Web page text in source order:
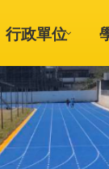
行政單位